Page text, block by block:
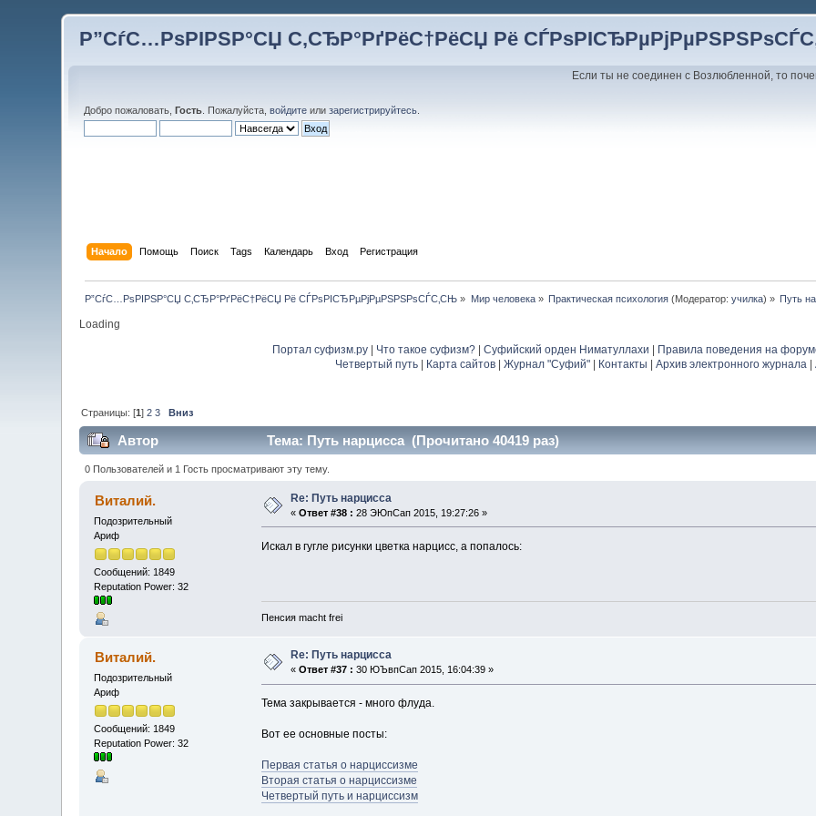
Р”СѓС…РѕРІРЅР°СЏ С‚СЂР°РґРёС†РёСЏ Рё
Если ты не соединен с Возлюбленной, то
Добро пожаловать,Гость . Пожалуйста,войдите илизарегистрируйтесь
Начало Помощь Поиск Tags Календарь Вход Регистрация
Р”СѓС…РѕРІРЅР°СЏ С‚СЂР°РґРёС†РёСЏ Рё СЃРѕРІСЂРµРјРµРЅРЅРѕСЃС‚СЊ » Мир человека» Практическая психология (Модератор:училка) » Путь
Loading
Портал суфизм.ру Что такое суфизм? Суфийский орден Ниматуллахи Правила поведения на
Четвертый путь| Карта сайтов| Журнал "Суфий"| Контакты Архив электронного журнала|
Страницы: [1]2 3 Вниз
Автор Тема: Путь нарцисса (Прочитано 40419 раз)
0 Пользователей и 1 Гость просматривают эту тему.
Виталий.
Подозрительный
Ариф
Сообщений: 1849
Reputation Power: 32
Re: Путь нарцисса
«Ответ #38 : 28 ЭЮпСап 2015, 19:27:26 »
Искал в гугле рисунки цветка нарцисс, а попалось:
Пенсия macht frei
Виталий.
Подозрительный
Ариф
Сообщений: 1849
Reputation Power: 32
Re: Путь нарцисса
«Ответ #37 : 30 ЮЪвпСап 2015, 16:04:39 »
Тема закрывается - много флуда.
Вот ее основные посты:
Первая статья о нарциссизме
Вторая статья о нарциссизме
Четвертый путь и нарциссизм